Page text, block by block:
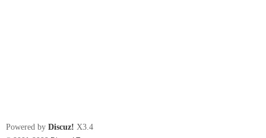
Powered by Discuz! X3.4